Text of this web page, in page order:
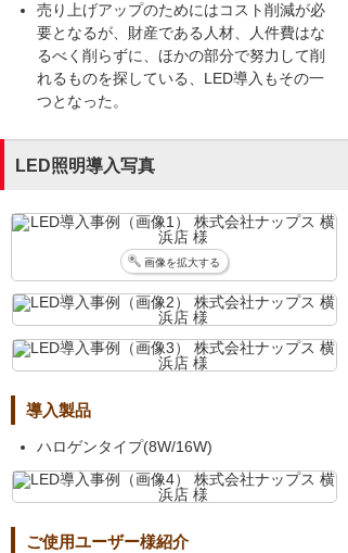
売り上げアップのためにはコスト削減が必
要となるが、財産である人材、人件費はな
るべく削らずに、ほかの部分で努力して削
れるものを探している、LED導入もその一
つとなった。
LED照明導入写真
画像を拡大する
導入製品
ハロゲンタイプ(8W/16W)
ご使用ユーザー様紹介